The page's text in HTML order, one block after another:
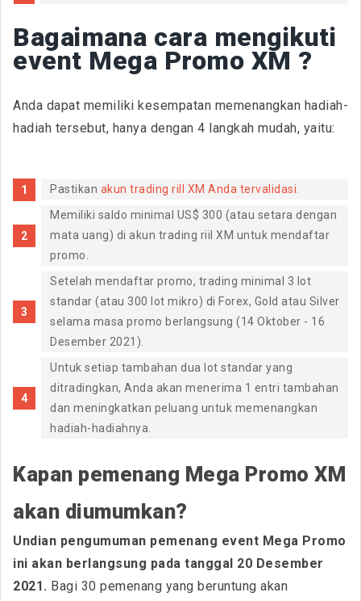
Bagaimana cara mengikuti
event Mega Promo XM ?
Anda dapat memiliki kesempatan memenangkan hadiah-
hadiah tersebut, hanya dengan 4 langkah mudah, yaitu:
Pastikan akun trading rill XM Anda tervalidasi.
Memiliki saldo minimal US$ 300 (atau setara dengan
mata uang) di akun trading riil XM untuk mendaftar
promo.
Setelah mendaftar promo, trading minimal 3 lot
standar (atau 300 lot mikro) di Forex, Gold atau Silver
selama masa promo berlangsung (14 Oktober - 16
Desember 2021).
Untuk setiap tambahan dua lot standar yang
ditradingkan, Anda akan menerima 1 entri tambahan
dan meningkatkan peluang untuk memenangkan
hadiah-hadiahnya.
Kapan pemenang Mega Promo XM
akan diumumkan?
Undian pengumuman pemenang event Mega Promo
ini akan berlangsung pada tanggal 20 Desember
2021. Bagi 30 pemenang yang beruntung akan